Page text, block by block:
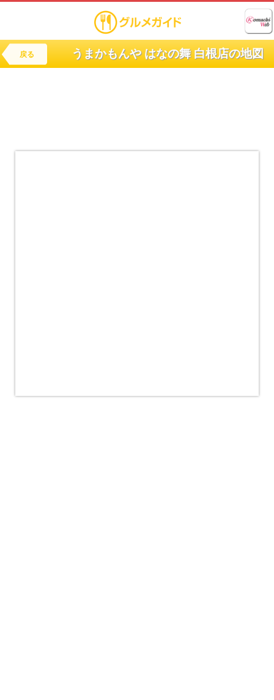
戻る うまかもんや はなの舞 白根店の地図